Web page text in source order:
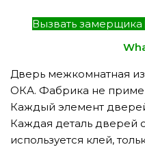
Вызвать замерщика
Дверь межкомнатная
ОКА. Фабрика не
Каждый элемент
Каждая деталь дверей
используется клей,